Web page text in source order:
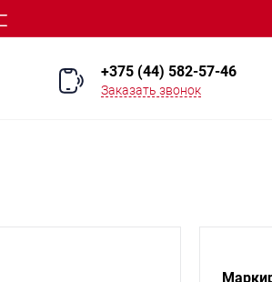
+375 (44) 582-57-46
Заказать звонок